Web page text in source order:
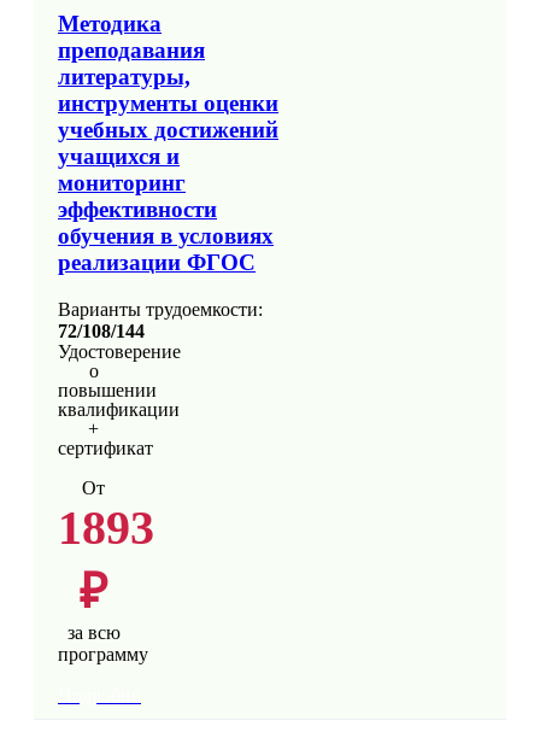
Методика
преподавания
литературы,
инструменты оценки
учебных достижений
учащихся и
мониторинг
эффективности
обучения в условиях
реализации ФГОС
Варианты трудоемкости:
72/108/144
Удостоверение
о
повышении
квалификации
+
сертификат
От
1893
₽
за всю
программу